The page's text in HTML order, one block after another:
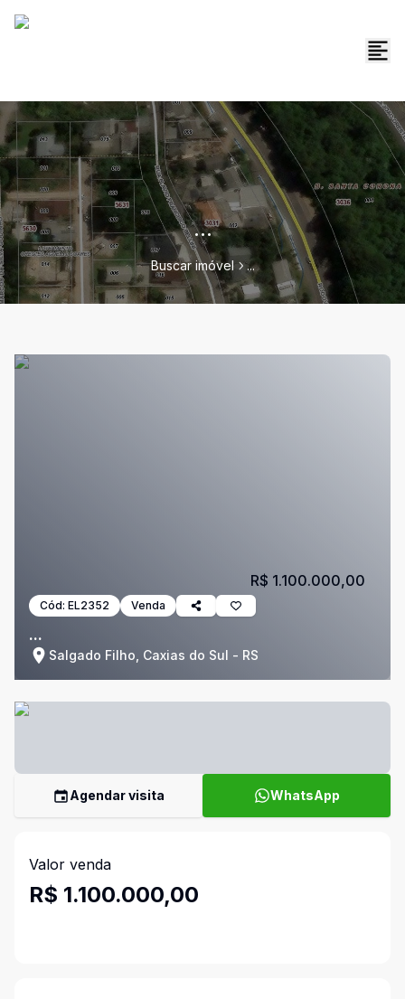
...
Buscar imóvel ...
Cód: EL2352 Venda
...
Salgado Filho, Caxias do Sul - RS
R$ 1.100.000,00
Agendar visita WhatsApp
Valor venda
R$ 1.100.000,00